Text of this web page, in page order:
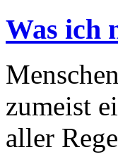
Was ich
zumeist
aller